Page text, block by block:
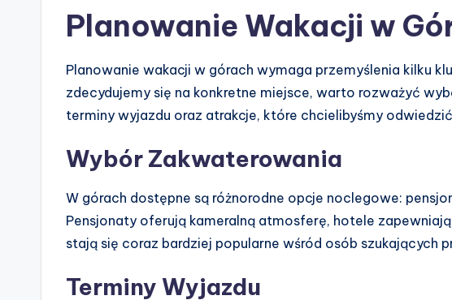
Planowanie Wakacji w
Planowanie wakacji w górach wymaga przemyślenia kilku
zdecydujemy się na konkretne miejsce, warto rozważyć
terminy wyjazdu oraz atrakcje, które chcielibyśmy
Wybór Zakwaterowania
W górach dostępne są różnorodne opcje noclegowe:
Pensjonaty oferują kameralną atmosferę, hotele
stają się coraz bardziej popularne wśród osób szukających
Terminy Wyjazdu